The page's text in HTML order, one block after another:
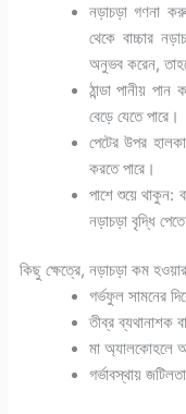
নড়াচড়া গণনা
থেকে বাচ্চার
অনুভব করেন,
ঠান্ডা পানীয় পান
বেড়ে যেতে পারে।
পেটের উপর
করতে পারে।
পাশে শুয়ে থাকুন:
নড়াচড়া বৃদ্ধি
কিছু ক্ষেত্রে, নড়াচড়া কম
গর্ভফুল সামনের
তীব্র ব্যথানাশক
মা অ্যালকোহলে
গর্ভাবস্থায় জটিলতা